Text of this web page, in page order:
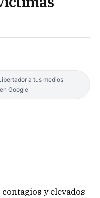
a tus medios
Google
y elevados